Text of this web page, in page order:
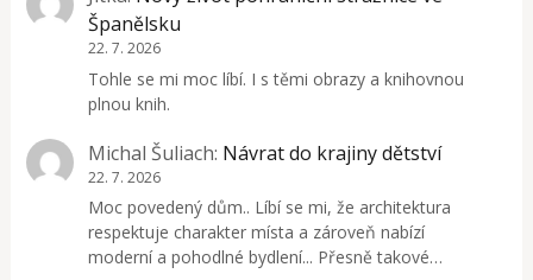
Španělsku
22. 7. 2026
Tohle se mi moc líbí. I s těmi obrazy a knihovnou
plnou knih.
Michal Šuliach: Návrat do krajiny dětství
22. 7. 2026
Moc povedený dům.. Líbí se mi, že architektura
respektuje charakter místa a zároveň nabízí
moderní a pohodlné bydlení... Přesně takové…